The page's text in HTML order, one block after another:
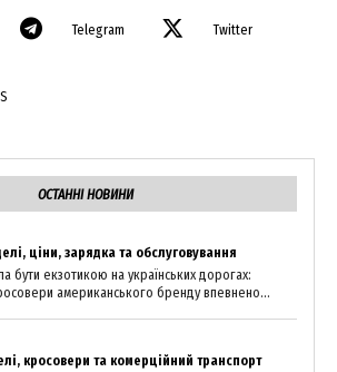
Telegram Twitter
ОСТАННІ НОВИНИ
ціни, зарядка та обслуговування
бути екзотикою на українських дорогах:
американського бренду впевнено...
кросовери та комерційний транспорт